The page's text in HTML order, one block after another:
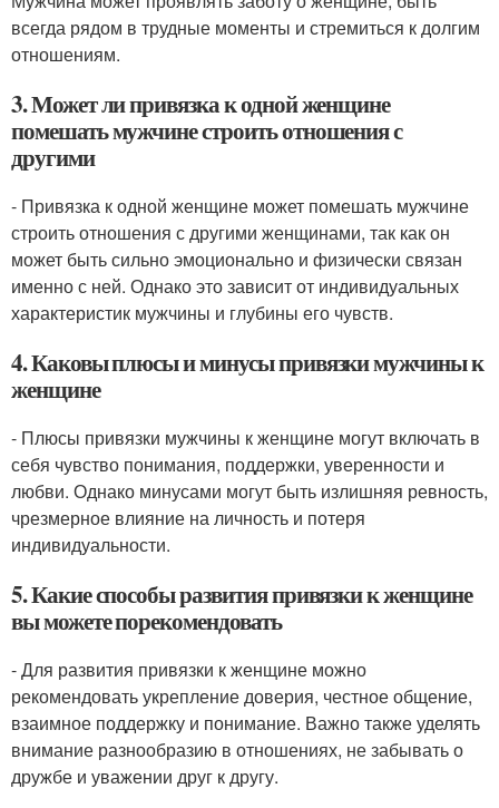
всегда рядом в трудные моменты и стремиться к долгим
отношениям.
3. Может ли привязка к одной женщине
помешать мужчине строить отношения с
другими
- Привязка к одной женщине может помешать мужчине
строить отношения с другими женщинами, так как он
может быть сильно эмоционально и физически связан
именно с ней. Однако это зависит от индивидуальных
характеристик мужчины и глубины его чувств.
4. Каковы плюсы и минусы привязки мужчины к
женщине
- Плюсы привязки мужчины к женщине могут включать в
себя чувство понимания, поддержки, уверенности и
любви. Однако минусами могут быть излишняя ревность,
чрезмерное влияние на личность и потеря
индивидуальности.
5. Какие способы развития привязки к женщине
вы можете порекомендовать
- Для развития привязки к женщине можно
рекомендовать укрепление доверия, честное общение,
взаимное поддержку и понимание. Важно также уделять
внимание разнообразию в отношениях, не забывать о
дружбе и уважении друг к другу.